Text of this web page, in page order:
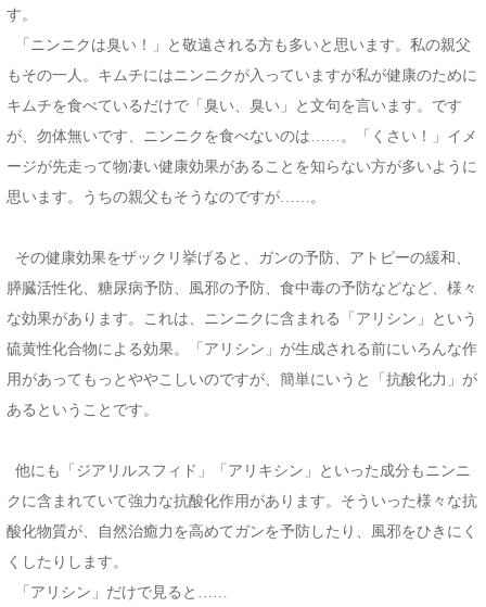
す。
「ニンニクは臭い！」と敬遠される方も多いと思います。私の親父
もその一人。キムチにはニンニクが入っていますが私が健康のために
キムチを食べているだけで「臭い、臭い」と文句を言います。です
が、勿体無いです、ニンニクを食べないのは……。「くさい！」イメ
ージが先走って物凄い健康効果があることを知らない方が多いように
思います。うちの親父もそうなのですが……。
その健康効果をザックリ挙げると、ガンの予防、アトピーの緩和、
膵臓活性化、糖尿病予防、風邪の予防、食中毒の予防などなど、様々
な効果があります。これは、ニンニクに含まれる「アリシン」という
硫黄性化合物による効果。「アリシン」が生成される前にいろんな作
用があってもっとややこしいのですが、簡単にいうと「抗酸化力」が
あるということです。
他にも「ジアリルスフィド」「アリキシン」といった成分もニンニ
クに含まれていて強力な抗酸化作用があります。そういった様々な抗
酸化物質が、自然治癒力を高めてガンを予防したり、風邪をひきにく
くしたりします。
「アリシン」だけで見ると……